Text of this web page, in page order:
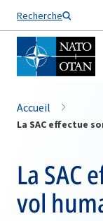
Recherche
Nom de famille*
Accueil
La SAC effectue
La SAC
vol